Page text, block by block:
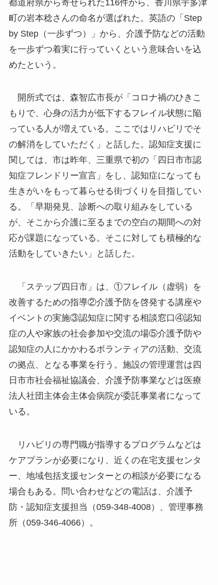
都道府県から寄せられた116件から、香川県宇多津
町の岩本稔さんの命名が選ばれた。英語の「Step
by Step（一歩ずつ）」から、介護予防などの活動
を一歩ずつ着実に行っていくという意味合いを込
めたという。
開所式では、森智広市長が「コロナ禍のひきこ
もりで、心身の活力が低下するフレイル状態に陥
っている人が増えている。ここではリハビリでそ
の解消をしていただく」と話した。認知症支援に
関しては、市は昨年、三重県で初の「四日市市認
知症フレンドリー宣言」をし、認知症になっても
生きがいをもって暮らせる街づくりを目指してい
る。「早期発見、診断への取り組みをしている
が、そこから介護に至るまでの空白の期間への対
応が課題になっている。そこに対しても積極的な
活動をしていきたい」と話した。
「ステップ四日市」は、①フレイル（虚弱）を
改善するための指導②介護予防を啓発する講座や
イベントの実施③認知症に関する相談窓口④認知
症の人や家族の社会参加や交流の場⑤介護予防や
認知症の人にかかわるボランティアの活動、交流
の拠点、となる事業を行う。施設の管理運営は四
日市市社会福祉協議会、介護予防事業などは医療
法人社団主体会主体会病院が委託事業者になって
いる。
リハビリの専門職が指導するプログラムなどは
ケアプランが必要になり、近くの在宅支援センタ
ー、地域包括支援センターとの相談が必要になる
場合もある。問い合わせなどの電話は、介護予
防・認知症支援担当（059-348-4008）、管理事務
所（059-346-4066）。